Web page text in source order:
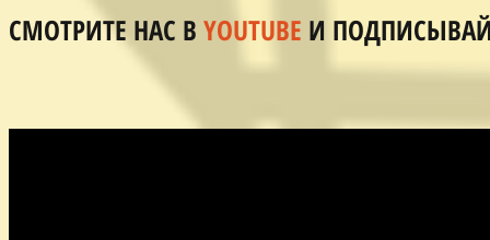
СМОТРИТЕ НАС В YOUTUBE И